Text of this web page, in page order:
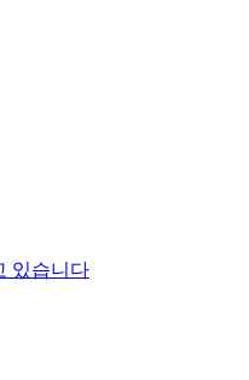
있습니다